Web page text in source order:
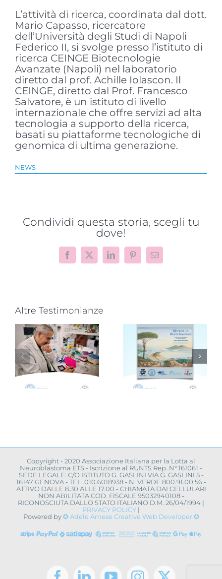
L’attività di ricerca, coordinata dal dott.
Mario Capasso, ricercatore
dell’Università degli Studi di Napoli
Federico II, si svolge presso l’istituto di
ricerca CEINGE Biotecnologie
Avanzate (Napoli) nel laboratorio
diretto dal prof. Achille Iolascon. Il
CEINGE, diretto dal Prof. Francesco
Salvatore, è un istituto di livello
internazionale che offre servizi ad alta
tecnologia a supporto della ricerca,
basati su piattaforme tecnologiche di
genomica di ultima generazione.
NEWS
Condividi questa storia, scegli tu
dove!
Facebook
X LinkedInPinterestEmail
Altre Testimonianze
Novità dalla
ricerca
scientifica:
convegno a
Napoli
Avellino,
infanzia al
centro con
la
campagna
“Cerco un
Copyright - 2020 Associazione Italiana per la Lotta al
Neuroblastoma ETS - Iscrizione al RUNTS Rep. N° 161061 -
SEDE LEGALE: C/O ISTITUTO G. GASLINI VIA G. GASLINI 5 -
16147 GENOVA - TEL. 010.6018938 - N. VERDE 800.91.00.56 -
ATTIVO DALLE 8.30 ALLE 17.00 - CHIAMATA DAI CELLULARI
NON ABILITATA COD. FISCALE 95032940108 -
RICONOSCIUTA DALLO STATO ITALIANO D.M. 26/04/1994 |
PRIVACY POLICY |
Powered by✪ Adele Arnese Creative Web Developer ✪